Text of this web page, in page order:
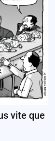
vite que